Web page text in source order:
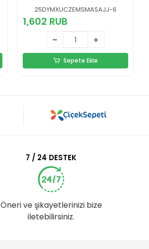
25DYMXUCZEMSMASAJJ-6
1,602 RUB
Sepete Ekle
7 / 24 DESTEK
Öneri ve şikayetlerinizi bize
iletebilirsiniz.